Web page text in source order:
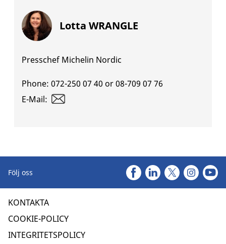
Lotta WRANGLE
Presschef Michelin Nordic
Phone: 072-250 07 40 or 08-709 07 76
E-Mail:
Följ oss
KONTAKTA
COOKIE-POLICY
INTEGRITETSPOLICY